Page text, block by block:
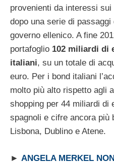
provenienti da interessi
dopo una serie di passaggi
governo ellenico. A fine
portafoglio 102 miliardi di
italiani, su un totale di
euro. Per i bond italiani
molto più alto rispetto agli
shopping per 44 miliardi di
spagnoli e cifre ancora più
Lisbona, Dublino e Atene.
► ANGELA MERKEL